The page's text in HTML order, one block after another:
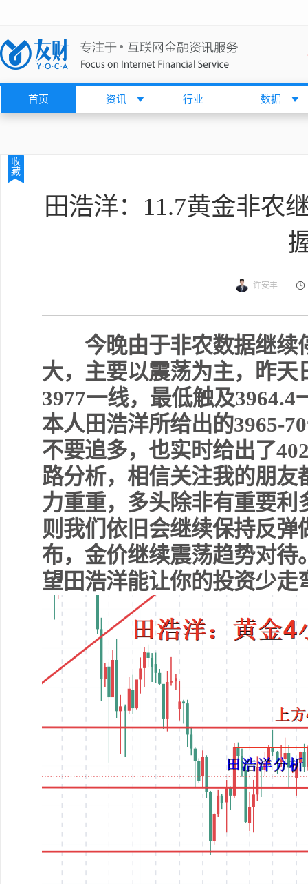
首页 资讯 行业 数据
收
藏
田浩洋：11.7黄金非农
许安丰
今晚由于非农数据继续
大，主要以震荡为主，昨
3977一线，最低触及
本人田浩洋所给出的3965-
不要追多，也实时给出了
路分析，相信关注我的朋
力重重，多头除非有重要
则我们依旧会继续保持反
布，金价继续震荡趋势对
望田浩洋能让你的投资少